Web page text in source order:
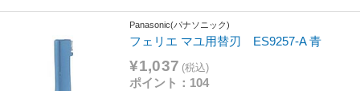
Panasonic(パナソニック)
フェリエ マユ用替刃 ES9257-A 青
¥1,037 (税込)
ポイント：104